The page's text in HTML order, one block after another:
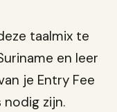
taalmix te
en leer
je Entry Fee
nodig zijn.